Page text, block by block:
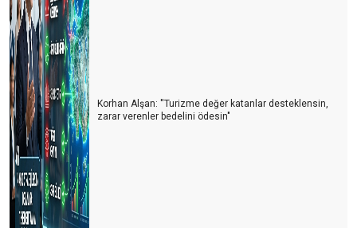
Küresel turizmde Türkiye analizi
Konaklama vergisi nasıl uygulanmalı?
Turizm 4.0 – Turist 5.0
Turizmde geleceğin anahtar kelimesi Denge
Turizmde taban fiyat politikası
Ç E L İ K P A L A S
KONSEPT
Korhan Alşan: ''Turizme değer katanlar desteklensin,
zarar verenler bedelini ödesin"